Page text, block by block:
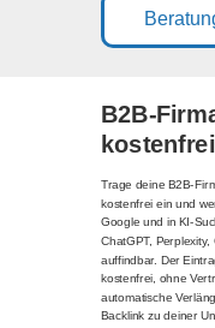
B2B-
Trage deine B2B-
kostenfrei ein und
Google und in KI-
ChatGPT,
auffindbar. Der
kostenfrei, ohne
automatische
Backlink zu deiner